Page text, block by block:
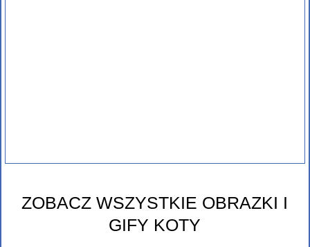
ZOBACZ WSZYSTKIE OBRAZKI I
GIFY KOTY